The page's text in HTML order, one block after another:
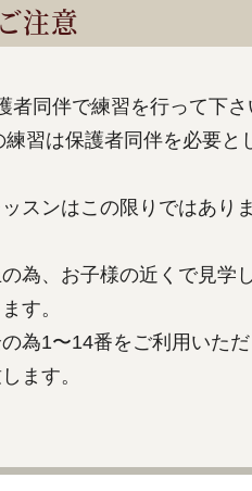
ご注意
者同伴で練習を行って下さ
習は保護者同伴を必要と
スンはこの限りではあり
為、お子様の近くで見学
す。
為1〜14番をご利用いた
ます。